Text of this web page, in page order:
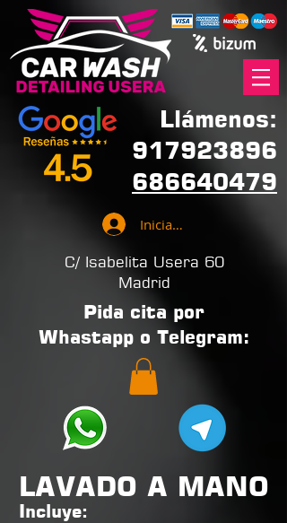
Llámenos:
917923896
686640479
Iniciar sesión
C/ Isabelita Usera 60
Madrid
Pida cita por
Whastapp o Telegram:
LAVADO A MANO
Incluye: